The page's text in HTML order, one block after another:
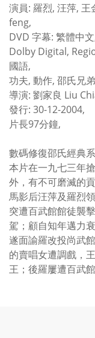
演員: 羅烈, 汪萍,
feng,
DVD 字幕: 繁體中
Dolby Digital,
國語,
功夫, 動作, 邵氏兄
導演: 劉家良 Liu
發行: 30-12-2004,
片長97分鐘,
數碼修復邵氏經典
本片在一九七三年
外，有不可磨滅的
馬影后汪萍及羅烈
突遭百武館館徒襲
駕；顧自知年邁力
遂面諭羅改投尚武
的賣唱女遭調戲，
王；後羅屢遭百武